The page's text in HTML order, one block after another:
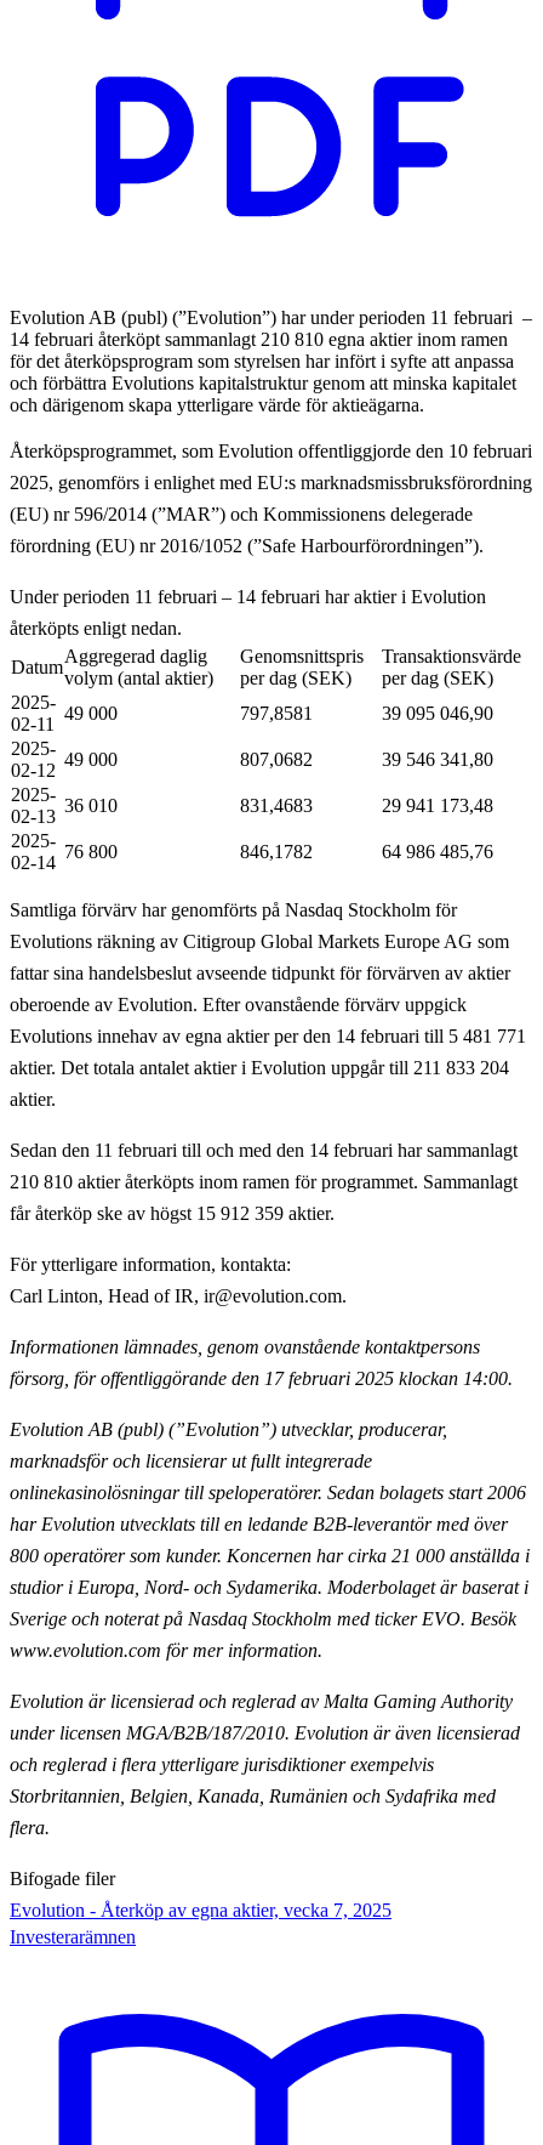
Evolution AB (publ) (”Evolution”) har under perioden 11 februari –
14 februari återköpt sammanlagt 210 810 egna aktier inom ramen
för det återköpsprogram som styrelsen har infört i syfte att anpassa
och förbättra Evolutions kapitalstruktur genom att minska kapitalet
och därigenom skapa ytterligare värde för aktieägarna.
Återköpsprogrammet, som Evolution offentliggjorde den 10 februari
2025, genomförs i enlighet med EU:s marknadsmissbruksförordning
(EU) nr 596/2014 (”MAR”) och Kommissionens delegerade
förordning (EU) nr 2016/1052 (”Safe Harbourförordningen”).
Under perioden 11 februari – 14 februari har aktier i Evolution
återköpts enligt nedan.
Datum
Aggregerad daglig
volym (antal aktier)
Genomsnittspris
per dag (SEK)
Transaktionsvärde
per dag (SEK)
2025-
02-11
49 000 797,8581
39 095 046,90
2025-
02-12
49 000 807,0682
39 546 341,80
2025-
02-13
36 010 831,4683
29 941 173,48
2025-
02-14
76 800 846,1782 64 986 485,76
Samtliga förvärv har genomförts på Nasdaq Stockholm för
Evolutions räkning av Citigroup Global Markets Europe AG som
fattar sina handelsbeslut avseende tidpunkt för förvärven av aktier
oberoende av Evolution. Efter ovanstående förvärv uppgick
Evolutions innehav av egna aktier per den 14 februari till 5 481 771
aktier. Det totala antalet aktier i Evolution uppgår till 211 833 204
aktier.
Sedan den 11 februari till och med den 14 februari har sammanlagt
210 810 aktier återköpts inom ramen för programmet. Sammanlagt
får återköp ske av högst 15 912 359 aktier.
För ytterligare information, kontakta:
Carl Linton, Head of IR, ir@evolution.com.
Informationen lämnades, genom ovanstående kontaktpersons
försorg, för offentliggörande den 17 februari 2025 klockan 14:00.
Evolution AB (publ) (”Evolution”) utvecklar, producerar,
marknadsför och licensierar ut fullt integrerade
onlinekasinolösningar till speloperatörer. Sedan bolagets start 2006
har Evolution utvecklats till en ledande B2B-leverantör med över
800 operatörer som kunder. Koncernen har cirka 21 000 anställda i
studior i Europa, Nord- och Sydamerika. Moderbolaget är baserat i
Sverige och noterat på Nasdaq Stockholm med ticker EVO. Besök
www.evolution.com för mer information.
Evolution är licensierad och reglerad av Malta Gaming Authority
under licensen MGA/B2B/187/2010. Evolution är även licensierad
och reglerad i flera ytterligare jurisdiktioner exempelvis
Storbritannien, Belgien, Kanada, Rumänien och Sydafrika med
flera.
Bifogade filer
Evolution - Återköp av egna aktier, vecka 7, 2025
Investerarämnen